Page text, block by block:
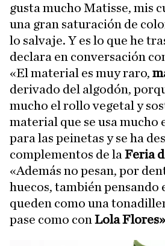
gusta mucho Matisse, mis
una gran saturación de
lo salvaje. Y es lo que he
declara en conversación
«El material es muy raro,
derivado del algodón,
mucho el rollo vegetal y
material que se usa mucho
para las peinetas y se ha
complementos de la Feria
«Además no pesan, por
huecos, también pensando
queden como una
pase como con Lola Flores»